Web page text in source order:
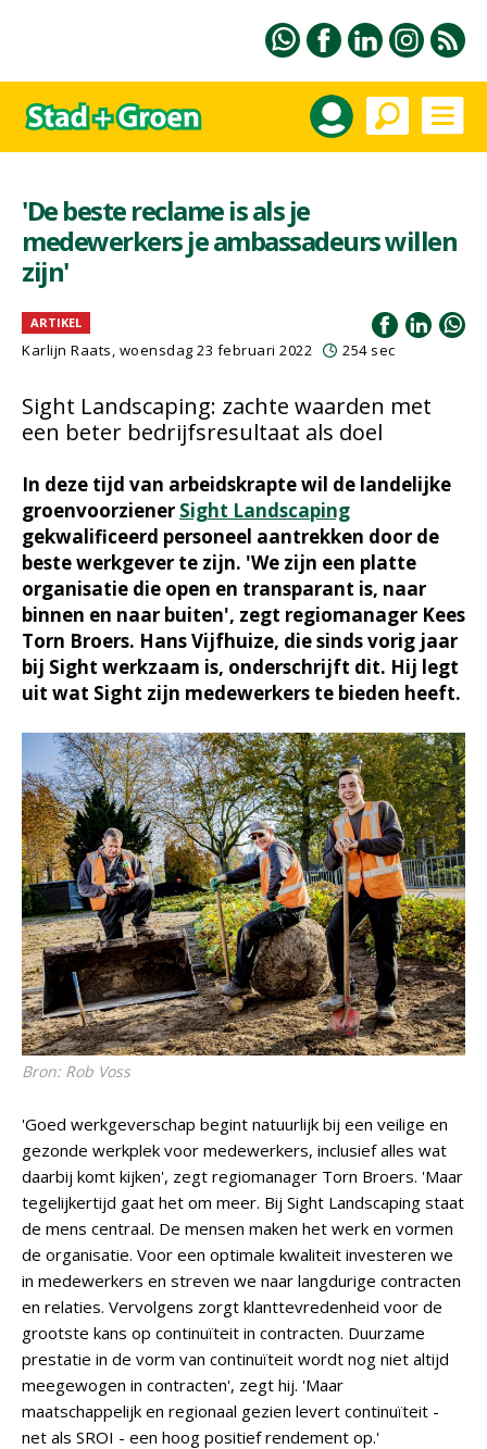
'De beste reclame is als je
medewerkers je ambassadeurs willen
zijn'
ARTIKEL
Karlijn Raats, woensdag 23 februari 2022 254 sec
Sight Landscaping: zachte waarden met
een beter bedrijfsresultaat als doel
In deze tijd van arbeidskrapte wil de landelijke
groenvoorziener Sight Landscaping
gekwalificeerd personeel aantrekken door de
beste werkgever te zijn. 'We zijn een platte
organisatie die open en transparant is, naar
binnen en naar buiten', zegt regiomanager Kees
Torn Broers. Hans Vijfhuize, die sinds vorig jaar
bij Sight werkzaam is, onderschrijft dit. Hij legt
uit wat Sight zijn medewerkers te bieden heeft.
Bron: Rob Voss
'Goed werkgeverschap begint natuurlijk bij een veilige en
gezonde werkplek voor medewerkers, inclusief alles wat
daarbij komt kijken', zegt regiomanager Torn Broers. 'Maar
tegelijkertijd gaat het om meer. Bij Sight Landscaping staat
de mens centraal. De mensen maken het werk en vormen
de organisatie. Voor een optimale kwaliteit investeren we
in medewerkers en streven we naar langdurige contracten
en relaties. Vervolgens zorgt klanttevredenheid voor de
grootste kans op continuïteit in contracten. Duurzame
prestatie in de vorm van continuïteit wordt nog niet altijd
meegewogen in contracten', zegt hij. 'Maar
maatschappelijk en regionaal gezien levert continuïteit -
net als SROI - een hoog positief rendement op.'